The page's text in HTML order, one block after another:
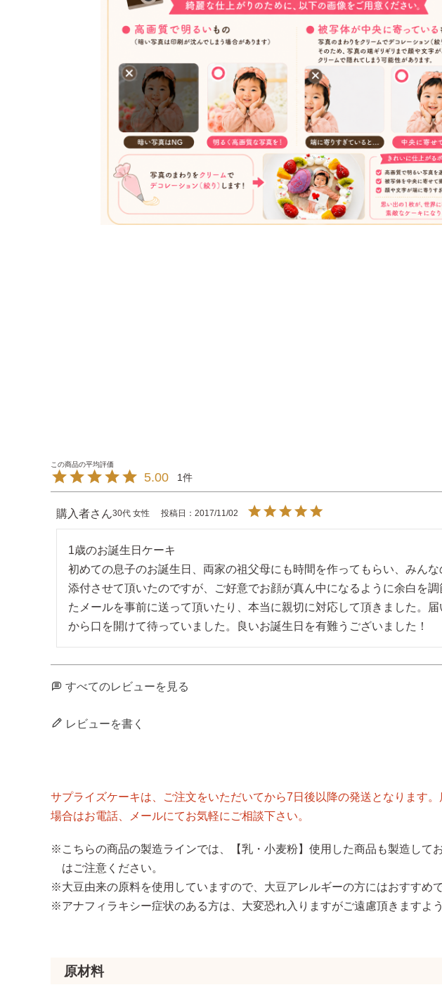
5.00 1
購入者 30代 女性 投稿日 2017/11/02
1歳のお誕生日ケーキ
初めての息子のお誕生日、両家の祖父母にも時間を作ってもらい、みん
添付させて頂いたのですが、ご好意でお顔が真ん中になるように余白を
たメールを事前に送って頂いたり、本当に親切に対応して頂きました。
から口を開けて待っていました。良いお誕生日を有難うございました！
すべてのレビューを見る
レビューを書く
サプライズケーキは、ご注文をいただいてから7日後以降の発送となります
場合はお電話、メールにてお気軽にご相談下さい。
※こちらの商品の製造ラインでは、【乳・小麦粉】使用した商品も製造し
はご注意ください。
※大豆由来の原料を使用していますので、大豆アレルギーの方にはおすすめで
※アナフィラキシー症状のある方は、大変恐れ入りますがご遠慮頂きますよ
原材料